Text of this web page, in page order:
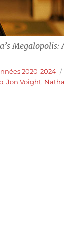
Megalopolis:
2020-2024
,Jon Voight,